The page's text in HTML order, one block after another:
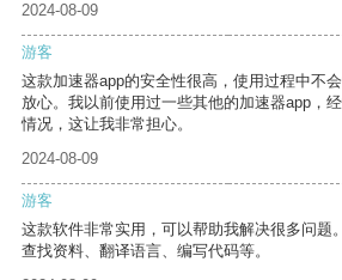
2024-08-09
游客
这款加速器app的安全性很高，使用过程中不
放心。我以前使用过一些其他的加速器app，
情况，这让我非常担心。
2024-08-09
游客
这款软件非常实用，可以帮助我解决很多问题
查找资料、翻译语言、编写代码等。